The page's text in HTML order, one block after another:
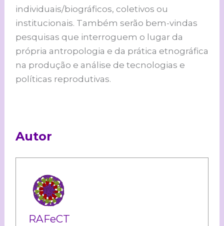
individuais/biográficos, coletivos ou
institucionais. Também serão bem-vindas
pesquisas que interroguem o lugar da
própria antropologia e da prática etnográfica
na produção e análise de tecnologias e
políticas reprodutivas.
Autor
RAFeCT